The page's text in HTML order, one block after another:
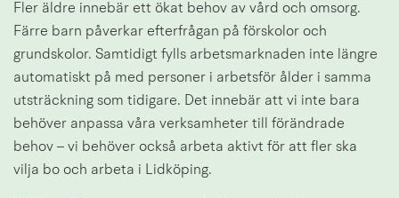
Fler äldre innebär ett ökat behov av vård och omsorg.
Färre barn påverkar efterfrågan på förskolor och
grundskolor. Samtidigt fylls arbetsmarknaden inte längre
automatiskt på med personer i arbetsför ålder i samma
utsträckning som tidigare. Det innebär att vi inte bara
behöver anpassa våra verksamheter till förändrade
behov – vi behöver också arbeta aktivt för att fler ska
vilja bo och arbeta i Lidköping.